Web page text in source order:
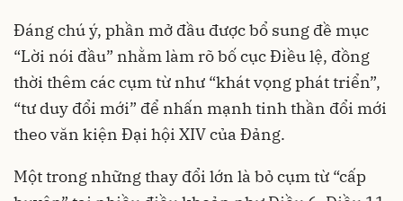
Đáng chú ý, phần mở đầu được bổ sung đề mục
“Lời nói đầu” nhằm làm rõ bố cục Điều lệ, đồng
thời thêm các cụm từ như “khát vọng phát triển”,
“tư duy đổi mới” để nhấn mạnh tinh thần đổi mới
theo văn kiện Đại hội XIV của Đảng.
Một trong những thay đổi lớn là bỏ cụm từ “cấp